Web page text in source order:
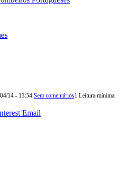
14 - 13:54 Sem comentários1 Leitura mínima
Email